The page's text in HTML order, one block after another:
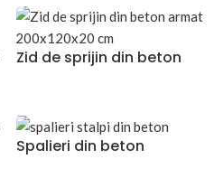
Zid de sprijin din beton
Spalieri din beton